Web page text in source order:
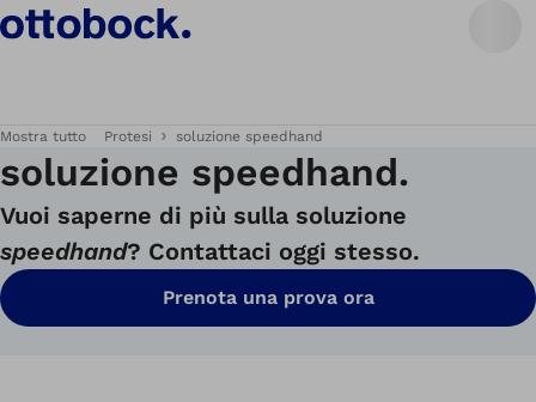
Mostra tutto Protesi soluzione speedhand
soluzione speedhand.
Vuoi saperne di più sulla soluzione
speedhand? Contattaci oggi stesso.
Prenota una prova ora